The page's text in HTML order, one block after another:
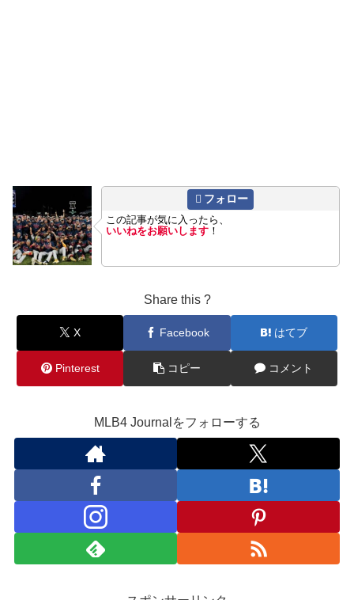
フォロー
この記事が気に入ったら、
いいねをお願いします ！
Share this ?
X Facebook はてブ
Pinterest コピー コメント
MLB4 Journalをフォローする